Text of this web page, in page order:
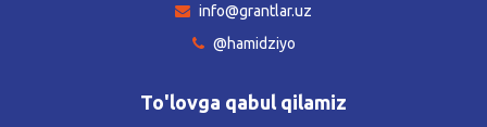
info@grantlar.uz
@hamidziyo
To'lovga qabul qilamiz